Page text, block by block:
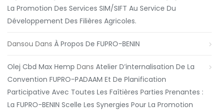
La Promotion Des Services SIM/SIFT Au Service Du
Développement Des Filières Agricoles.
Dansou Dans À Propos De FUPRO-BENIN
Olej Cbd Max Hemp Dans Atelier D’internalisation De La
Convention FUPRO-PADAAM Et De Planification
Participative Avec Toutes Les Faîtières Parties Prenantes :
La FUPRO-BENIN Scelle Les Synergies Pour La Promotion